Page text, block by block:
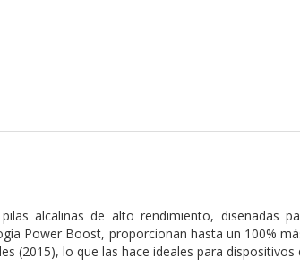
alcalinas de alto rendimiento, diseñadas
Power Boost, proporcionan hasta un 100%
(2015), lo que las hace ideales para